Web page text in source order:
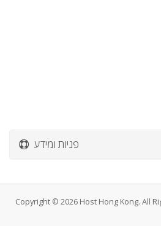
פניות ומידע
Copyright © 2026 Host Hong Kong. All